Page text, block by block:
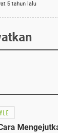
5 tahun lalu